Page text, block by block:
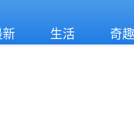
新 生活 奇趣